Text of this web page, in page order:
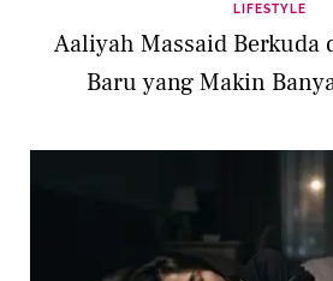
LIFESTYLE
Aaliyah Massaid Berkuda
Baru yang Makin